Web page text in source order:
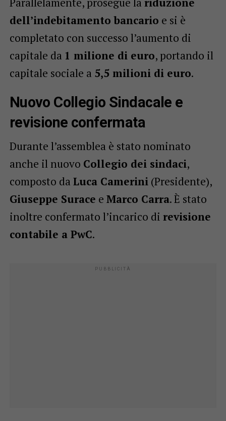
dell’indebitamento bancario e si è
completato con successo l’aumento di
capitale da 1 milione di euro, portando il
capitale sociale a 5,5 milioni di euro.
Nuovo Collegio Sindacale e
revisione confermata
Durante l’assemblea è stato nominato
anche il nuovo Collegio dei sindaci,
composto da Luca Camerini(Presidente),
Giuseppe Surace e Marco Carra. È stato
inoltre confermato l’incarico di revisione
contabile a PwC.